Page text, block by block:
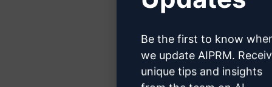
Hier
Be the first to know
we update AIPRM.
unique tips and insights